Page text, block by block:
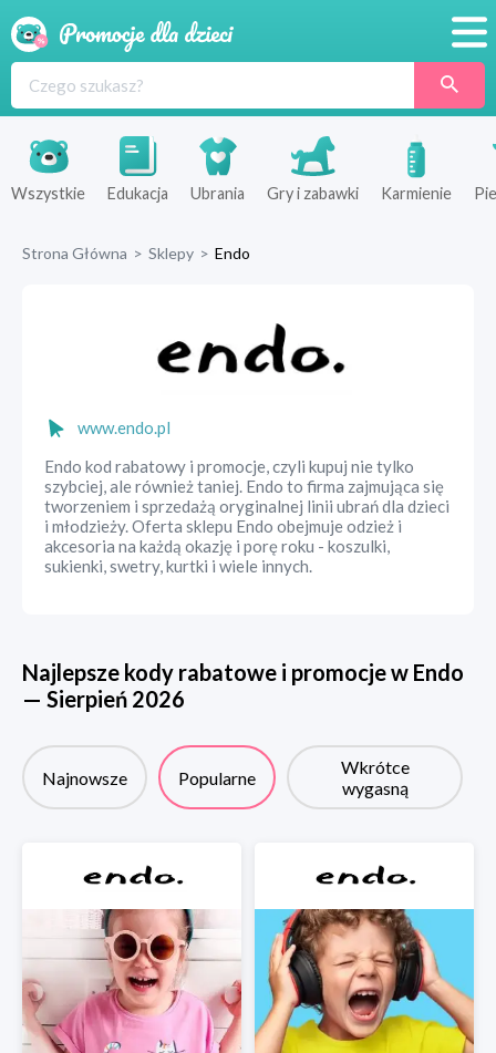
Produkty
Sklepy
Wszystkie Edukacja Ubrania Gry i zabawki Karmienie
Strona Główna > Sklepy > Endo
www.endo.pl
Endo kod rabatowy i promocje, czyli kupuj nie tylko
szybciej, ale również taniej. Endo to firma zajmująca się
tworzeniem i sprzedażą oryginalnej linii ubrań dla dzieci
i młodzieży. Oferta sklepu Endo obejmuje odzież i
akcesoria na każdą okazję i porę roku - koszulki,
sukienki, swetry, kurtki i wiele innych.
Najlepsze kody rabatowe i promocje w Endo
— Sierpień 2026
Najnowsze Popularne
Wkrótce
wygasną